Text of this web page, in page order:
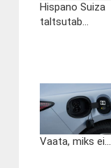
Hispano Suiza
taltsutab...
Vaata, miks ei...